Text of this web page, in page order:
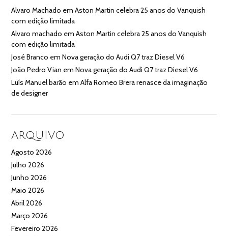
Alvaro Machado emAston Martin celebra 25 anos do Vanquish
com edição limitada
Alvaro machado emAston Martin celebra 25 anos do Vanquish
com edição limitada
José Branco emNova geração do Audi Q7 traz Diesel V6
João Pedro Vian emNova geração do Audi Q7 traz Diesel V6
Luís Manuel barão emAlfa Romeo Brera renasce da imaginação
de designer
ARQUIVO
Agosto 2026
Julho 2026
Junho 2026
Maio 2026
Abril 2026
Março 2026
Fevereiro 2026